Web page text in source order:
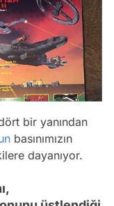
bir yanından
basınımızın
dayanıyor.